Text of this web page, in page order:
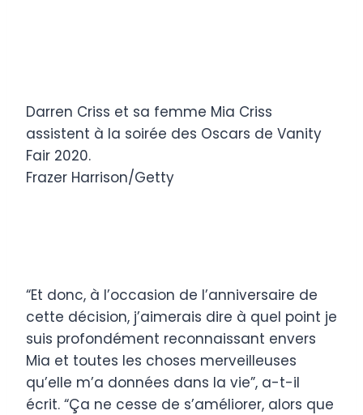
Darren Criss et sa femme Mia Criss
assistent à la soirée des Oscars de Vanity
Fair 2020.
Frazer Harrison/Getty
“Et donc, à l’occasion de l’anniversaire de
cette décision, j’aimerais dire à quel point je
suis profondément reconnaissant envers
Mia et toutes les choses merveilleuses
qu’elle m’a données dans la vie”, a-t-il
écrit. “Ça ne cesse de s’améliorer, alors que